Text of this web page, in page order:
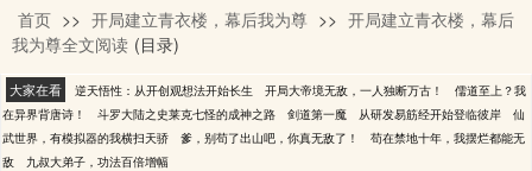
抽一盒华子
首页 >> 开局建立青衣楼，幕后我为尊 >> 开局建立青衣楼，幕后
我为尊全文阅读 (目录)
大家在看 逆天悟性：从开创观想法开始长生 开局大帝境无敌，一人独断万古！
儒道至上？我
在异界背唐诗！
斗罗大陆之史莱克七怪的成神之路 剑道第一魔 从研发易筋经开始登临彼岸
仙
武世界，有模拟器的我横扫天骄
爹，别苟了出山吧，你真无敌了！
苟在禁地十年，我摆烂都能无
敌
九叔大弟子，功法百倍增幅